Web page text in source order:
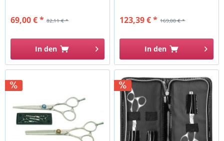
82,11 € *
69,00 € *
In den
169,00 € *
123,39 € *
In den